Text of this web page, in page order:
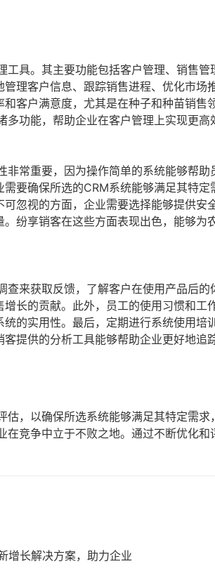
具。其主要功能包括客户管理、销售管
理客户信息、跟踪销售进程、优化市场
客户满意度，尤其是在种子和种苗销售
功能，帮助企业在客户管理上实现更高
常重要，因为操作简单的系统能够帮助
要确保所选的CRM系统能够满足其特定
忽视的方面，企业需要选择能够提供安
纷享销客在这些方面表现出色，能够为
来获取反馈，了解客户在使用产品后的
长的贡献。此外，员工的使用习惯和工
的实用性。最后，定期进行系统使用培
提供的分析工具能够帮助企业更好地追
，以确保所选系统能够满足其特定需求
竞争中立于不败之地。通过不断优化和
增长解决方案，助力企业